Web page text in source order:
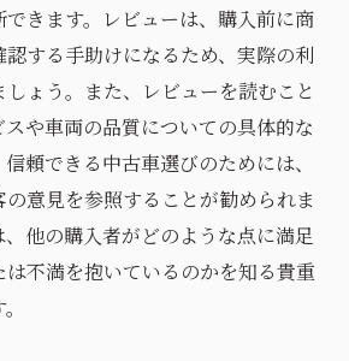
できます。レビューは、購入前に商
する手助けになるため、実際の利
ょう。また、レビューを読むこと
や車両の品質についての具体的な
頼できる中古車選びのためには、
意見を参照することが勧められま
他の購入者がどのような点に満足
は不満を抱いているのかを知る貴重